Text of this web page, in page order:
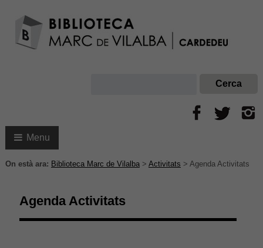
Menu
On està ara: Biblioteca Marc de Vilalba> Activitats > Agenda Activitats
Agenda Activitats